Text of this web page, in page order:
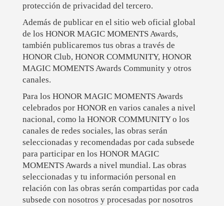
protección de privacidad del tercero.
Además de publicar en el sitio web oficial global
de los HONOR MAGIC MOMENTS Awards,
también publicaremos tus obras a través de
HONOR Club, HONOR COMMUNITY, HONOR
MAGIC MOMENTS Awards Community y otros
canales.
Para los HONOR MAGIC MOMENTS Awards
celebrados por HONOR en varios canales a nivel
nacional, como la HONOR COMMUNITY o los
canales de redes sociales, las obras serán
seleccionadas y recomendadas por cada subsede
para participar en los HONOR MAGIC
MOMENTS Awards a nivel mundial. Las obras
seleccionadas y tu información personal en
relación con las obras serán compartidas por cada
subsede con nosotros y procesadas por nosotros